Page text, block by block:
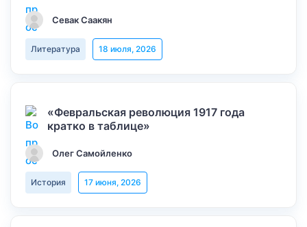
Севак Саакян
Литература 18 июля, 2026
«Февральская революция 1917 года
кратко в таблице»
Олег Самойленко
История 17 июня, 2026